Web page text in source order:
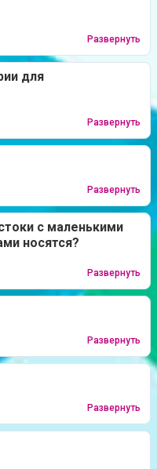
Развернуть
для
Развернуть
Развернуть
с маленькими
носятся?
Развернуть
Развернуть
Развернуть